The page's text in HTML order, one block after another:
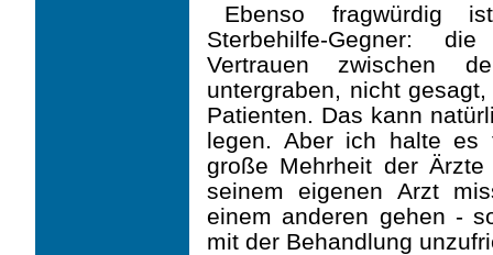
Ebenso fragwürdig
Sterbehilfe-Gegner:
Vertrauen zwischen
untergraben, nicht
Patienten. Das kann
legen. Aber ich halte es
große Mehrheit der
seinem eigenen Arzt
einem anderen gehen -
mit der Behandlung